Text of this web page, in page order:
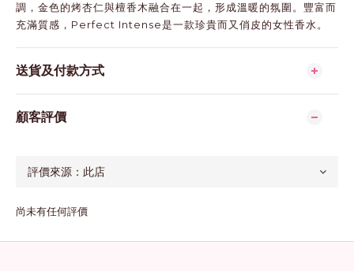
調，金色的烤杏仁與檀香木融合在一起，形成溫暖的氛圍。豐富而
充滿質感，Perfect Intense是一款珍貴而又俏皮的女性香水。
送貨及付款方式
顧客評價
尚未有任何評價